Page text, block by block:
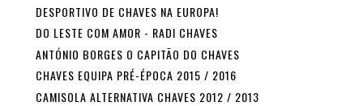
DESPORTIVO DE CHAVES NA EUROPA!
DO LESTE COM AMOR - RADI CHAVES
ANTÓNIO BORGES O CAPITÃO DO CHAVES
CHAVES EQUIPA PRÉ-ÉPOCA 2015 / 2016
CAMISOLA ALTERNATIVA CHAVES 2012 / 2013